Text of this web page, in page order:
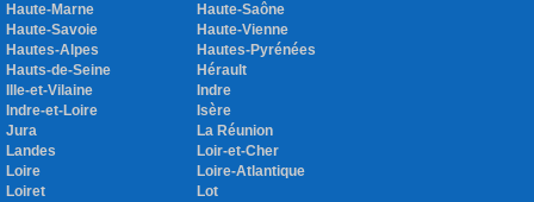
Haute-Marne
Haute-Saône
Haute-Savoie
Haute-Vienne
Hautes-Alpes
Hautes-Pyrénées
Hauts-de-Seine
Hérault
Ille-et-Vilaine
Indre
Indre-et-Loire
Isère
Jura
La Réunion
Landes
Loir-et-Cher
Loire
Loire-Atlantique
Loiret
Lot